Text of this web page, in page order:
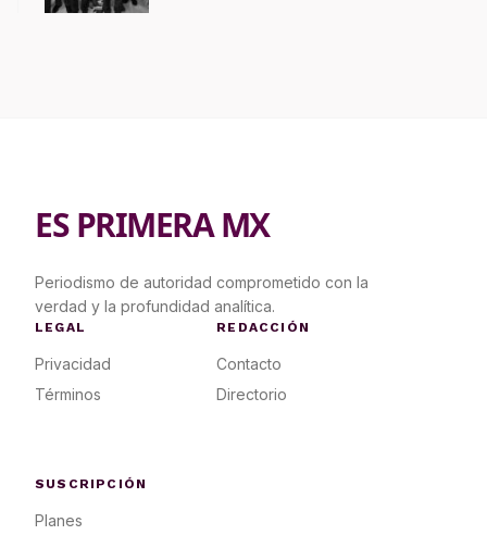
ES PRIMERA MX
Periodismo de autoridad comprometido con la
verdad y la profundidad analítica.
LEGAL
Privacidad
Términos
REDACCIÓN
Contacto
Directorio
SUSCRIPCIÓN
Planes